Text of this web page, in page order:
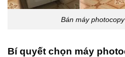
Bán máy
Bí quyết chọn máy